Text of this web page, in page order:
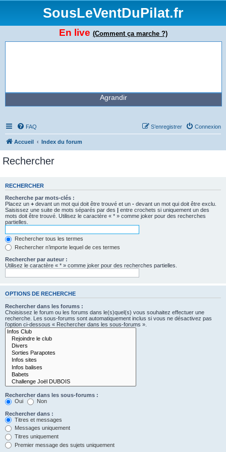
SousLeVentDuPilat.fr
En live (Comment ça marche ?)
Agrandir
FAQ Connexion
S’enregistrer
Accueil Index du forum
Rechercher
RECHERCHER
Recherche par mots-clés :
Placez un + devant un mot qui doit être trouvé et un - devant un mot qui doit être exclu.
Saisissez une suite de mots séparés par des | entre crochets si uniquement un des
mots doit être trouvé. Utilisez le caractère « * » comme joker pour des recherches
partielles.
Rechercher tous les termes
Rechercher n’importe lequel de ces termes
Rechercher par auteur :
Utilisez le caractère « * » comme joker pour des recherches partielles.
OPTIONS DE RECHERCHE
Rechercher dans les forums :
Choisissez le forum ou les forums dans le(s)quel(s) vous souhaitez effectuer une
recherche. Les sous-forums sont automatiquement inclus si vous ne désactivez pas
l’option ci-dessous « Rechercher dans les sous-forums ».
Rechercher dans les sous-forums :
Oui
Non
Rechercher dans :
Titres et messages
Messages uniquement
Titres uniquement
Premier message des sujets uniquement